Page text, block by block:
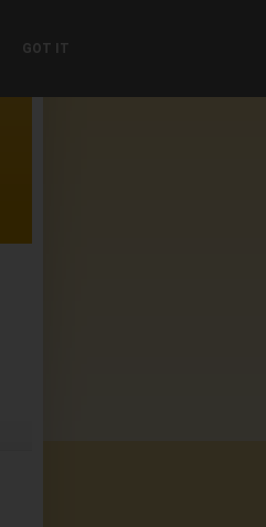
GOT IT